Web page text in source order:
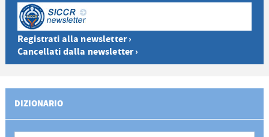
Registrati alla newsletter ›
Cancellati dalla newsletter ›
DIZIONARIO